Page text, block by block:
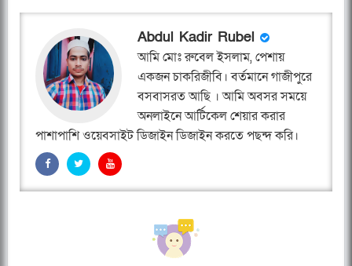
Abdul Kadir Rubel
আমি মোঃ রুবেল ইসলাম, পেশায়
একজন চাকরিজীবি। বর্তমানে গাজীপুরে
বসবাসরত আছি । আমি অবসর সময়ে
অনলাইনে আর্টিকেল শেয়ার করার
পাশাপাশি ওয়েবসাইট ডিজাইন ডিজাইন করতে পছন্দ করি।